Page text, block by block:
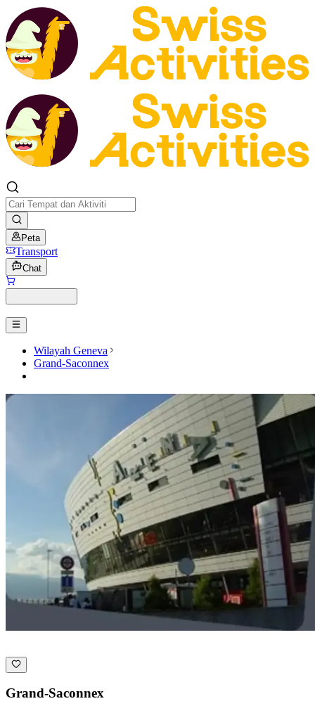
Peta
Transport
Chat
Wilayah Geneva
Grand-Saconnex
Grand-Saconnex